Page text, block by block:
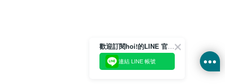
歡迎訂閱hoi!的LINE 官方帳號
連結 LINE 帳號